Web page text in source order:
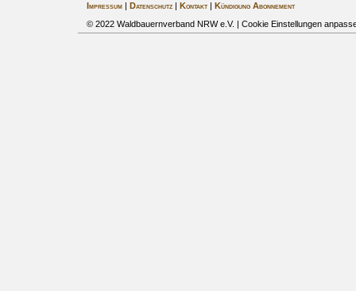
Impressum| Datenschutz| Kontakt|
Kündigung Abonnement
© 2022 Waldbauernverband NRW e.V. | Cookie Einstellungen